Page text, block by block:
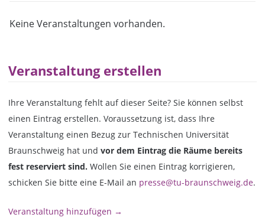
Keine Veranstaltungen vorhanden.
Veranstaltung erstellen
Ihre Veranstaltung fehlt auf dieser Seite? Sie können selbst
einen Eintrag erstellen. Voraussetzung ist, dass Ihre
Veranstaltung einen Bezug zur Technischen Universität
Braunschweig hat undvor dem Eintrag die Räume bereits
fest reserviert sind. Wollen Sie einen Eintrag korrigieren,
schicken Sie bitte eine E-Mail an presse@tu-braunschweig.de.
Veranstaltung hinzufügen →